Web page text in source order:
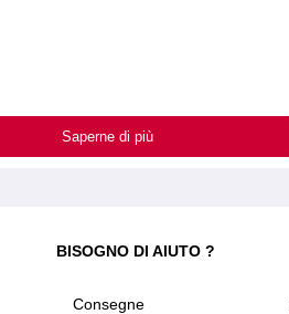
Saperne di più
BISOGNO DI AIUTO ?
Consegne